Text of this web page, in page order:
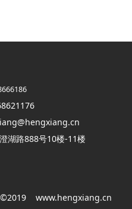
湖路888号10楼-11楼
www.hengxiang.cn